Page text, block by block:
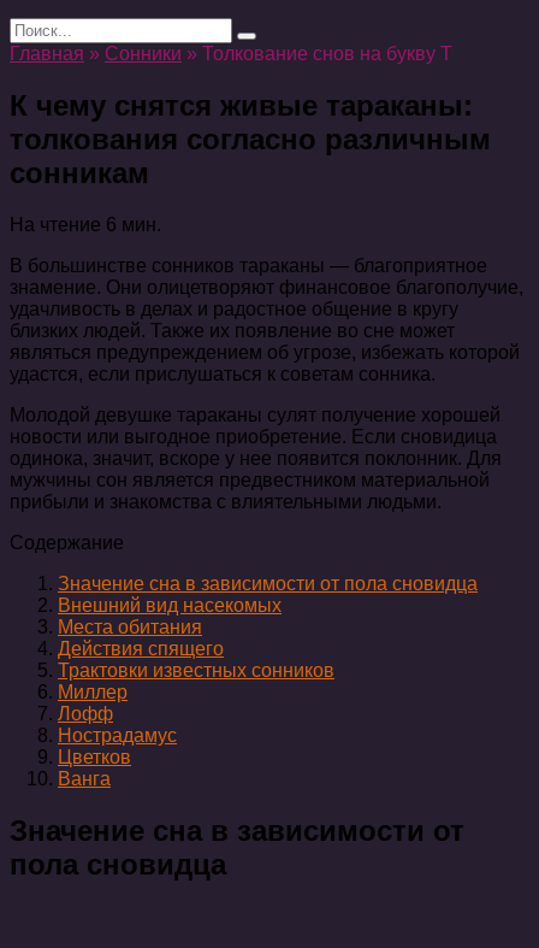
Search
for:
Главная » Сонники » Толкование снов на букву Т
К чему снятся живые тараканы:
толкования согласно различным
сонникам
На чтение 6 мин.
В большинстве сонников тараканы — благоприятное
знамение. Они олицетворяют финансовое благополучие,
удачливость в делах и радостное общение в кругу
близких людей. Также их появление во сне может
являться предупреждением об угрозе, избежать которой
удастся, если прислушаться к советам сонника.
Молодой девушке тараканы сулят получение хорошей
новости или выгодное приобретение. Если сновидица
одинока, значит, вскоре у нее появится поклонник. Для
мужчины сон является предвестником материальной
прибыли и знакомства с влиятельными людьми.
Содержание
Значение сна в зависимости от пола сновидца
Внешний вид насекомых
Места обитания
Действия спящего
Трактовки известных сонников
Миллер
Лофф
Нострадамус
Цветков
Ванга
Значение сна в зависимости от
пола сновидца